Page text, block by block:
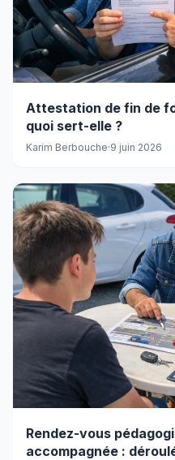
Attestation de fin de
quoi sert-elle ?
Karim Berbouche·9 juin 2026
Rendez-vous
accompagnée :